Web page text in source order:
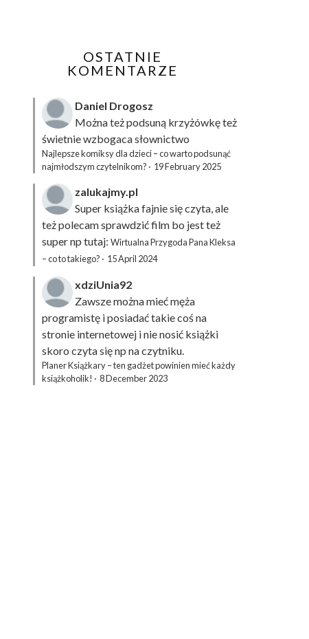
OSTATNIE
KOMENTARZE
Daniel Drogosz
Można też podsuną krzyżówkęteż
świetnie wzbogaca słownictwo
Najlepsze komiksy dla dzieci – co warto podsunąć
najmłodszym czytelnikom? · 19 February 2025
zalukajmy.pl
Super książka fajnie się czyta, ale
też polecam sprawdzić film bo jest też
super np tutaj: Wirtualna Przygoda Pana Kleksa
– co to takiego? · 15 April 2024
xdziUnia92
Zawsze można mieć męża
programistę i posiadać takie coś na
stronie internetowej i nie nosić książki
skoro czyta się np na czytniku.
Planer Książkary – ten gadżet powinien mieć każdy
książkoholik! · 8 December 2023